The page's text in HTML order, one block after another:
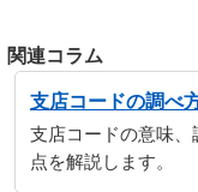
関連コラム
支店コードの調べ
支店コードの意味
点を解説します。